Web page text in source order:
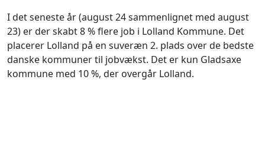
I det seneste år (august 24 sammenlignet med august
23) er der skabt 8 % flere job i Lolland Kommune. Det
placerer Lolland på en suveræn 2. plads over de bedste
danske kommuner til jobvækst. Det er kun Gladsaxe
kommune med 10 %, der overgår Lolland.